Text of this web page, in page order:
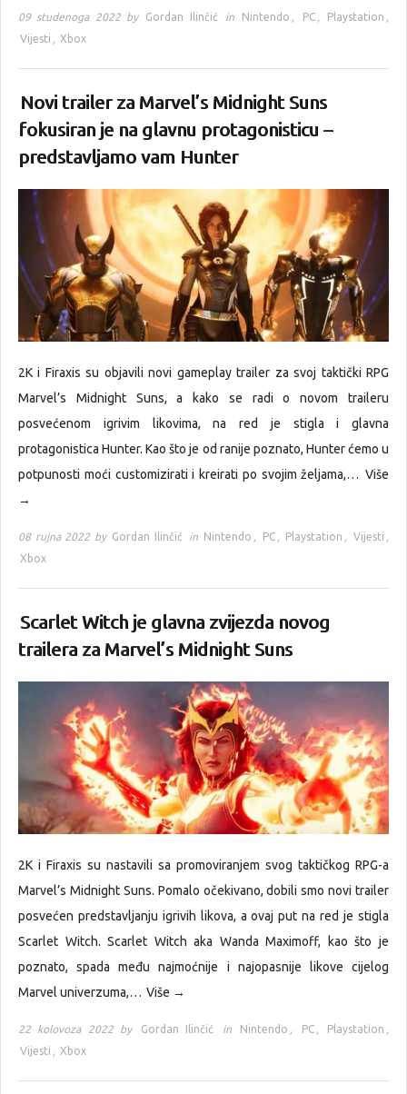
09 studenoga 2022 by Gordan Ilinčić in Nintendo , PC , Playstation ,
Vijesti , Xbox
Novi trailer za Marvel’s Midnight Suns
fokusiran je na glavnu protagonisticu –
predstavljamo vam Hunter
2K i Firaxis su objavili novi gameplay trailer za svoj taktički RPG
Marvel’s Midnight Suns, a kako se radi o novom traileru
posvećenom igrivim likovima, na red je stigla i glavna
protagonistica Hunter. Kao što je od ranije poznato, Hunter ćemo u
potpunosti moći customizirati i kreirati po svojim željama,… Više
→
08 rujna 2022 by Gordan Ilinčić in Nintendo , PC , Playstation , Vijesti ,
Xbox
Scarlet Witch je glavna zvijezda novog
trailera za Marvel’s Midnight Suns
2K i Firaxis su nastavili sa promoviranjem svog taktičkog RPG-a
Marvel’s Midnight Suns. Pomalo očekivano, dobili smo novi trailer
posvećen predstavljanju igrivih likova, a ovaj put na red je stigla
Scarlet Witch. Scarlet Witch aka Wanda Maximoff, kao što je
poznato, spada među najmoćnije i najopasnije likove cijelog
Marvel univerzuma,… Više →
22 kolovoza 2022 by Gordan Ilinčić in Nintendo , PC , Playstation ,
Vijesti , Xbox